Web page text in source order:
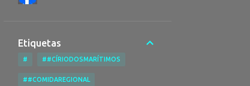
Etiquetas
# ##CÍRIODOSMARÍTIMOS
##COMIDAREGIONAL